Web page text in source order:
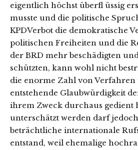
eigentlich höchst überfl üssig
musste und die politische
KPDVerbot die demokratische
politischen Freiheiten und die
der BRD mehr beschädigten
schützten, kann wohl nicht
die enorme Zahl von Verfahren
entstehende Glaubwürdigkeit
ihrem Zweck durchaus gedient
unterschätzt werden darf
beträchtliche internationale
entstand, weil ehemalige